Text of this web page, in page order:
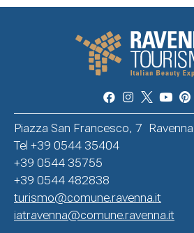
Piazza San Francesco, 7 Ravenna
Tel +39 0544 35404
+39 0544 35755
+39 0544 482838
turismo@comune.ravenna.it
iatravenna@comune.ravenna.it